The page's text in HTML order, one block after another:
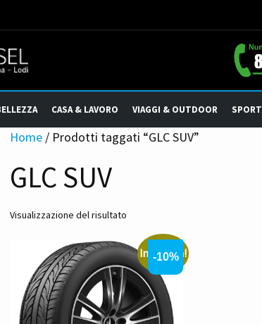
CASA & LAVORO VIAGGI & OUTDOOR SPORT
Home / Prodotti taggati “GLC SUV”
GLC SUV
Visualizzazione del risultato
In offerta!
-10%